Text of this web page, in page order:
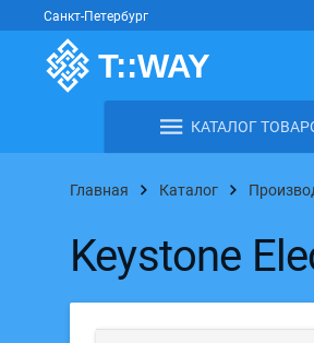
Санкт-Петербург
КАТАЛОГ
Главная Каталог
Keystone